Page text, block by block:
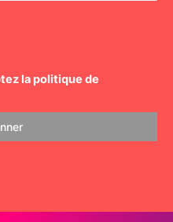
la politique de